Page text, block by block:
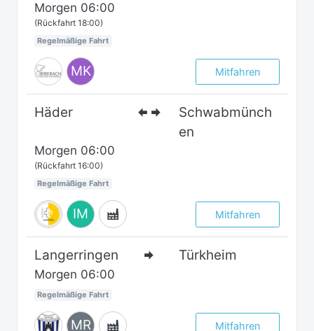
Morgen 06:00
(Rückfahrt 18:00)
Regelmäßige Fahrt
MK Mitfahren
Häder
Schwabmünch
en
Morgen 06:00
(Rückfahrt 16:00)
Regelmäßige Fahrt
IM Mitfahren
Langerringen Türkheim
Morgen 06:00
Regelmäßige Fahrt
MR Mitfahren